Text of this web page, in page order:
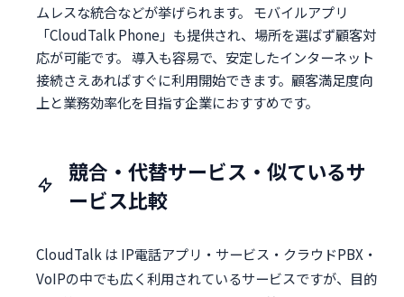
ムレスな統合などが挙げられます。 モバイルアプリ
「CloudTalk Phone」も提供され、場所を選ばず顧客対
応が可能です。 導入も容易で、安定したインターネット
接続さえあればすぐに利用開始できます。顧客満足度向
上と業務効率化を目指す企業におすすめです。
競合・代替サービス・似ているサ
ービス比較
CloudTalk は IP電話アプリ・サービス・クラウドPBX・
VoIPの中でも広く利用されているサービスですが、目的